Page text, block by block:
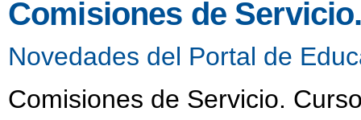
Comisiones de
Novedades del Portal de
Comisiones de Servicio.